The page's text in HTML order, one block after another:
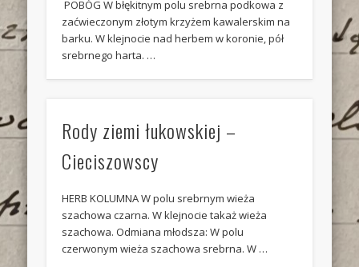
POBÓG W błękitnym polu srebrna podkowa z
zaćwieczonym złotym krzyżem kawalerskim na
barku. W klejnocie nad herbem w koronie, pół
srebrnego harta. …
Rody ziemi łukowskiej –
Cieciszowscy
HERB KOLUMNA W polu srebrnym wieża
szachowa czarna. W klejnocie takaż wieża
szachowa. Odmiana młodsza: W polu
czerwonym wieża szachowa srebrna. W …